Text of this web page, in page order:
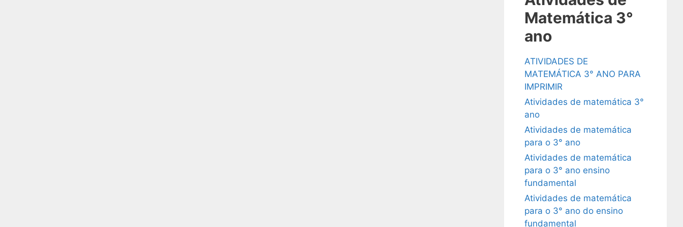
Matemática 3°
ano
ATIVIDADES DE
MATEMÁTICA 3° ANO PARA
IMPRIMIR
Atividades de matemática 3°
ano
Atividades de matemática
para o 3° ano
Atividades de matemática
para o 3° ano ensino
fundamental
Atividades de matemática
para o 3° ano do ensino
fundamental